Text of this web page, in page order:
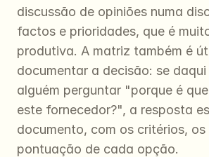
discussão de opiniões numa
factos e prioridades, que é
produtiva. A matriz também é
documentar a decisão: se daqui
alguém perguntar "porque é
este fornecedor?", a resposta
documento, com os critérios, os
pontuação de cada opção.